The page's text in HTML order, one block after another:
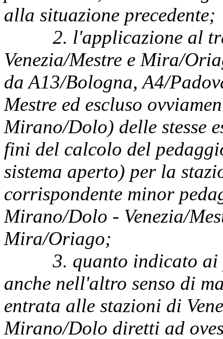
alla situazione precedente;
2. l'applicazione al
Venezia/Mestre e Mira/
da A13/Bologna, A4/
Mestre ed escluso
Mirano/Dolo) delle stesse
fini del calcolo del
sistema aperto) per la
corrispondente minor
Mirano/Dolo - Venezia/
Mira/Oriago;
3. quanto indicato ai
anche nell'altro senso di
entrata alle stazioni di
Mirano/Dolo diretti ad